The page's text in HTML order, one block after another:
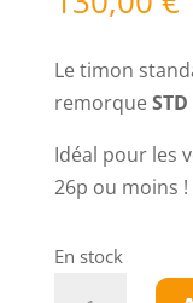
Le timon
remorque
Idéal pour les
26p ou moins !
En stock